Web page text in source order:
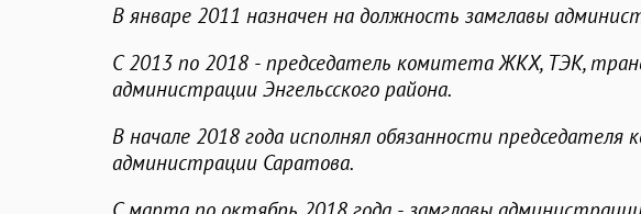
В январе 2011 назначен на должность замглавы
С 2013 по 2018 - председатель комитета ЖКХ, ТЭК,
администрации Энгельсского района.
В начале 2018 года исполнял обязанности
администрации Саратова.